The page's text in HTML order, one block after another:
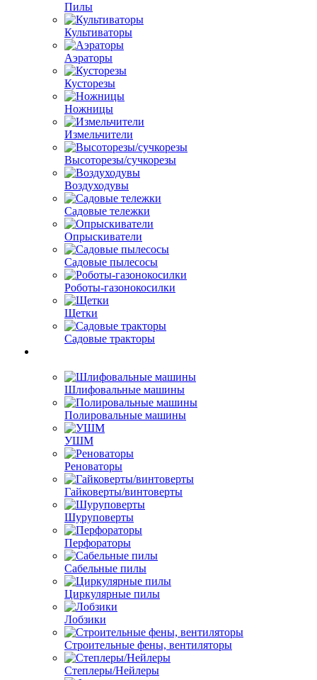
Пилы
Культиваторы
Аэраторы
Кусторезы
Ножницы
Измельчители
Высоторезы/сучкорезы
Воздуходувы
Садовые тележки
Опрыскиватели
Садовые пылесосы
Роботы-газонокосилки
Щетки
Садовые тракторы
Шлифовальные машины
Полировальные машины
УШМ
Реноваторы
Гайковерты/винтоверты
Шуруповерты
Перфораторы
Сабельные пилы
Циркулярные пилы
Лобзики
Строительные фены, вентиляторы
Степлеры/Нейлеры